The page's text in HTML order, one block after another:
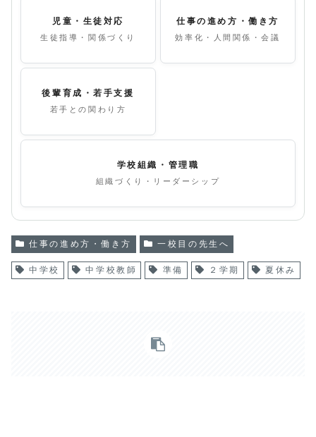
児童・生徒対応
生徒指導・関係づくり
仕事の進め方・働き方
効率化・人間関係・会議
後輩育成・若手支援
若手との関わり方
学校組織・管理職
組織づくり・リーダーシップ
仕事の進め方・働き方 一校目の先生へ
中学校 中学校教師 準備 ２学期 夏休み